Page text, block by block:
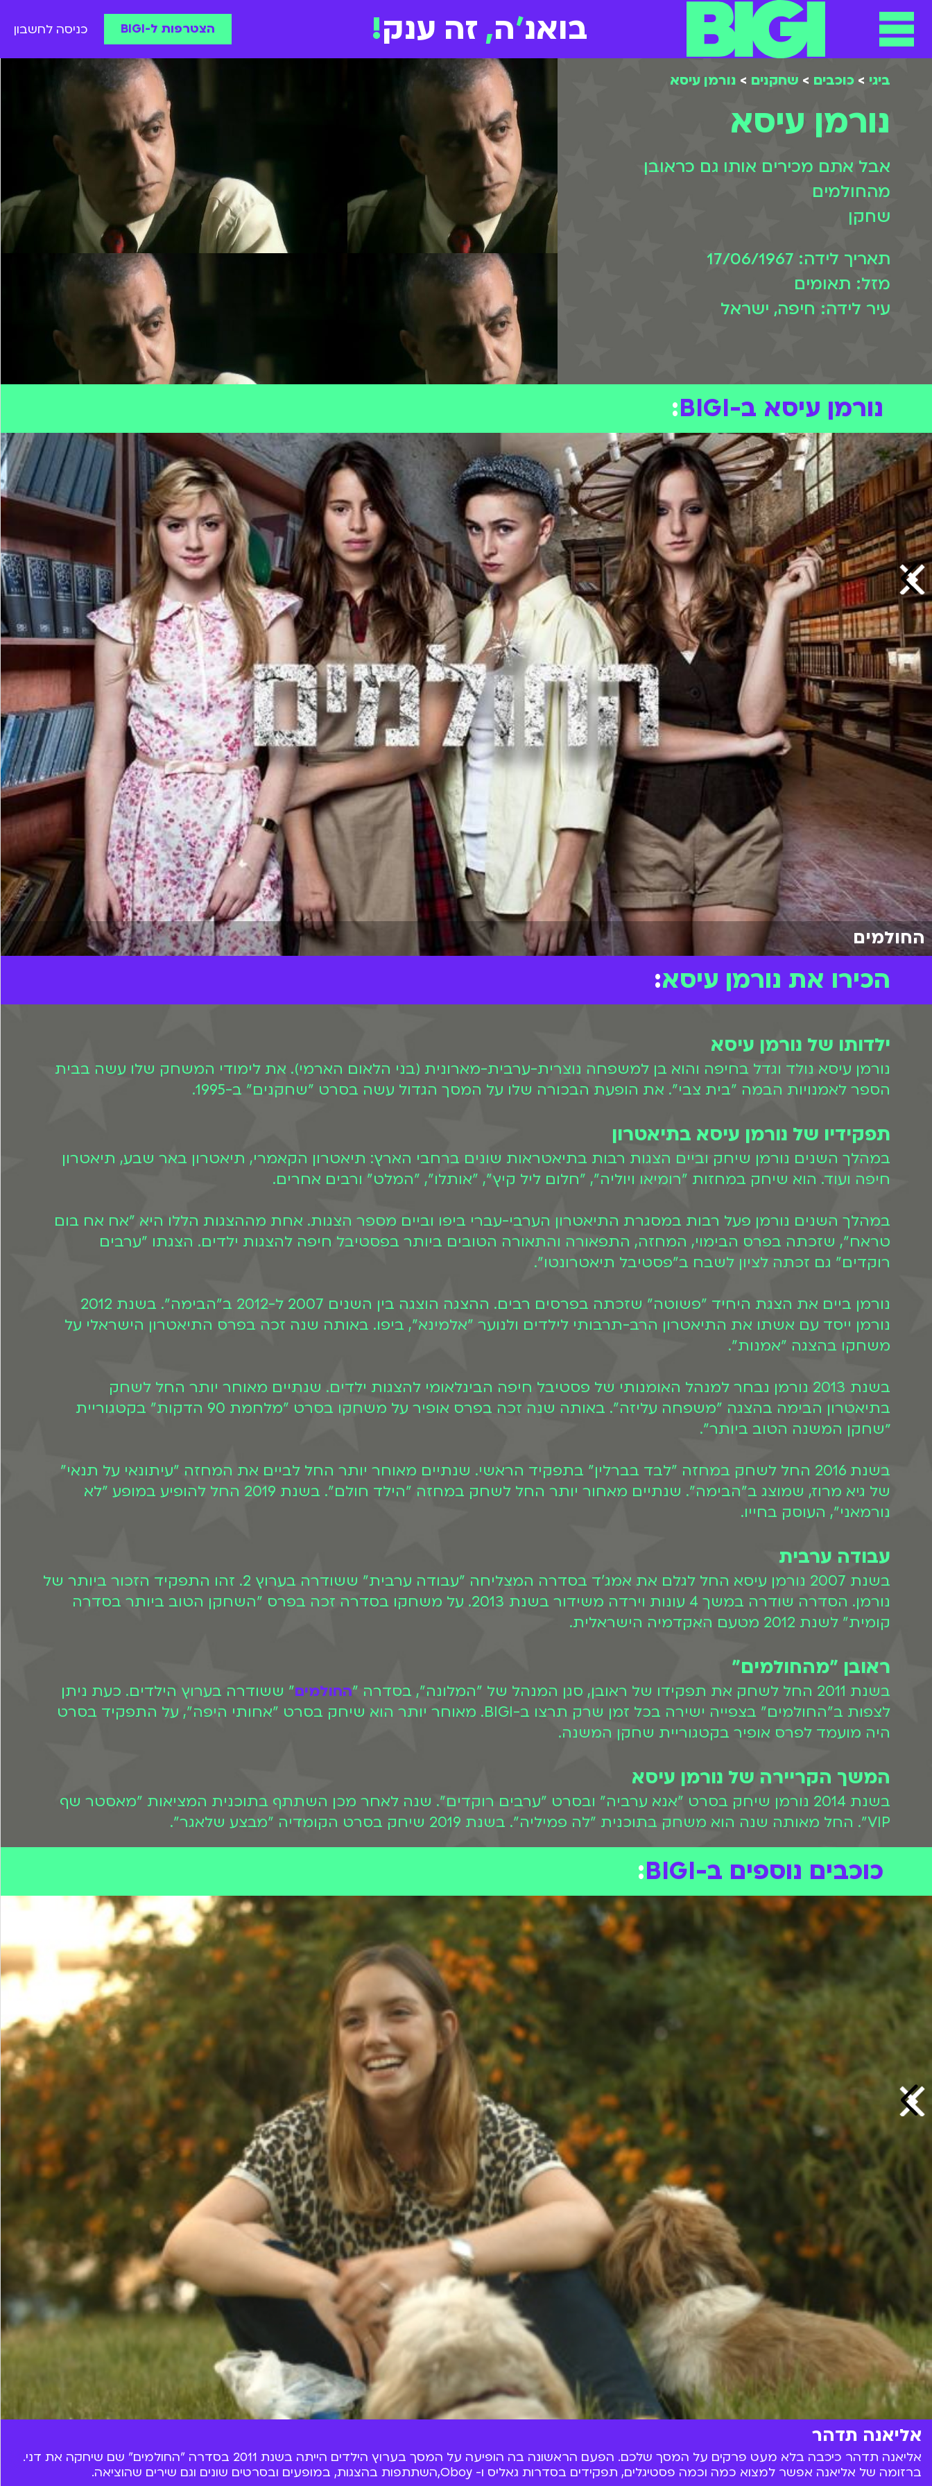
לתוכן
תפריט בואנ'ה, זה ענק! הצטרפות ל-BIGI כניסה לחשבון
ביגי > כוכבים > שחקנים > נורמן עיסא
נורמן עיסא
אבל אתם מכירים אותו גם כראובן
מהחולמים
שחקן
תאריך לידה: 17/06/1967
מזל: תאומים
עיר לידה: חיפה, ישראל
נורמן עיסא ב-BIGI :
החולמים
הכירו את נורמן עיסא:
ילדותו של נורמן עיסא
נורמן עיסא נולד וגדל בחיפה והוא בן למשפחה נוצרית-ערבית-מארונית (בני הלאום הארמי). את לימודי המשחק שלו עשה בבית
הספר לאמנויות הבמה "בית צבי". את הופעת הבכורה שלו על המסך הגדול עשה בסרט "שחקנים" ב-1995.
תפקידיו של נורמן עיסא בתיאטרון
במהלך השנים נורמן שיחק וביים הצגות רבות בתיאטראות שונים ברחבי הארץ: תיאטרון הקאמרי, תיאטרון באר שבע, תיאטרון
חיפה ועוד. הוא שיחק במחזות "רומיאו ויוליה", "חלום ליל קיץ", "אותלו", "המלט" ורבים אחרים.
במהלך השנים נורמן פעל רבות במסגרת התיאטרון הערבי-עברי ביפו וביים מספר הצגות. אחת מההצגות הללו היא "אח אח בום
טראח", שזכתה בפרס הבימוי, המחזה, התפאורה והתאורה הטובים ביותר בפסטיבל חיפה להצגות ילדים. הצגתו "ערבים
רוקדים" גם זכתה לציון לשבח ב"פסטיבל תיאטרונטו".
נורמן ביים את הצגת היחיד "פשוטה" שזכתה בפרסים רבים. ההצגה הוצגה בין השנים 2007 ל-2012 ב"הבימה". בשנת 2012
נורמן ייסד עם אשתו את התיאטרון הרב-תרבותי לילדים ולנוער "אלמינא", ביפו. באותה שנה זכה בפרס התיאטרון הישראלי על
משחקו בהצגה "אמנות".
בשנת 2013 נורמן נבחר למנהל האומנותי של פסטיבל חיפה הבינלאומי להצגות ילדים. שנתיים מאוחר יותר החל לשחק
בתיאטרון הבימה בהצגה "משפחה עליזה". באותה שנה זכה בפרס אופיר על משחקו בסרט "מלחמת 90 הדקות" בקטגוריית
״שחקן המשנה הטוב ביותר".
בשנת 2016 החל לשחק במחזה "לבד בברלין" בתפקיד הראשי. שנתיים מאוחר יותר החל לביים את המחזה "עיתונאי על תנאי"
של גיא מרוז, שמוצג ב"הבימה". שנתיים מאחור יותר החל לשחק במחזה "הילד חולם". בשנת 2019 החל להופיע במופע "לא
נורמאני", העוסק בחייו.
עבודה ערבית
בשנת 2007 נורמן עיסא החל לגלם את אמג'ד בסדרה המצליחה "עבודה ערבית" ששודרה בערוץ 2. זהו התפקיד הזכור ביותר של
נורמן. הסדרה שודרה במשך 4 עונות וירדה משידור בשנת 2013. על משחקו בסדרה זכה בפרס "השחקן הטוב ביותר בסדרה
קומית" לשנת 2012 מטעם האקדמיה הישראלית.
ראובן "מהחולמים"
בשנת 2011 החל לשחק את תפקידו של ראובן, סגן המנהל של "המלונה", בסדרה " החולמים" ששודרה בערוץ הילדים. כעת ניתן
לצפות ב"החולמים" בצפייה ישירה בכל זמן שרק תרצו ב-BIGI. מאוחר יותר הוא שיחק בסרט "אחותי היפה", על התפקיד בסרט
היה מועמד לפרס אופיר בקטגוריית שחקן המשנה.
המשך הקריירה של נורמן עיסא
בשנת 2014 נורמן שיחק בסרט "אנא ערביה" ובסרט "ערבים רוקדים". שנה לאחר מכן השתתף בתוכנית המציאות "מאסטר שף
VIP". החל מאותה שנה הוא משחק בתוכנית "לה פמיליה". בשנת 2019 שיחק בסרט הקומדיה "מבצע שלאגר".
כוכבים נוספים ב-BIGI :
אליאנה תדהר
אליאנה תדהר כיכבה בלא מעט פרקים על המסך שלכם. הפעם הראשונה בה הופיעה על המסך בערוץ הילדים הייתה בשנת 2011 בסדרה "החולמים" שם שיחקה את דני.
ברזומה של אליאנה אפשר למצוא כמה וכמה פסטיגלים, תפקידים בסדרות גאליס ו- Oboy,השתתפות בהצגות, במופעים ובסרטים שונים וגם שירים שהוציאה.